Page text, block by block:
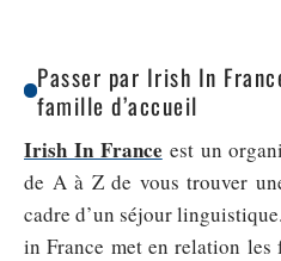
Passer par Irish In
famille d’accueil
Irish In France est un
de A à Z de vous trouver
cadre d’un séjour
in France met en relation les